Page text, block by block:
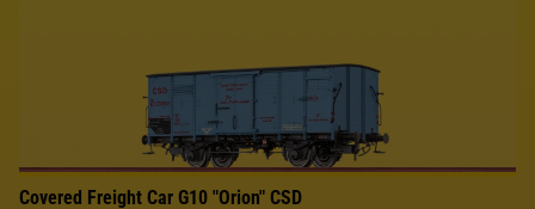
Covered Freight Car G10 "Orion" CSD